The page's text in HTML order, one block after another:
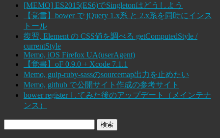
[MEMO] ES2015(ES6)でSingletonはどうしよう
【覚書】bower で jQuery 1.x系 と 2.x系を同時にインス
トール
復習, Element の CSS値を調べる getComputedStyle /
currentStyle
Memo, iOS Firefox UA(userAgent)
【覚書】oF 0.9.0 + Xcode 7.1.1
Memo, gulp-ruby-sassのsourcemap出力を止めたい
Memo, github で公開サイト作成の参考サイト
bower register してみた後のアップデート（メインテナ
ンス）